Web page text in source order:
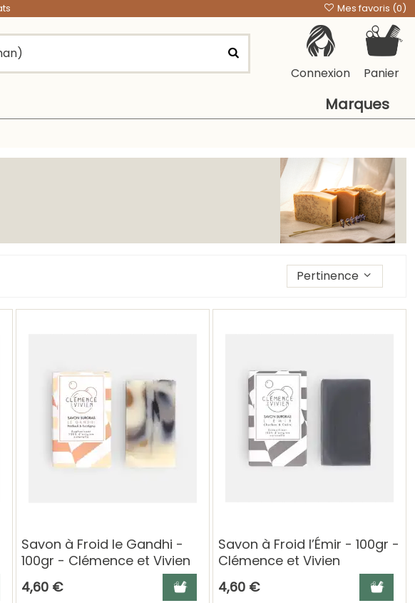
Mes favoris (0)
Connexion Panier
Marques
Trier les produits par
Pertinence
au panier
Savon à Froid le Gandhi -
100gr - Clémence et Vivien
4,60 €
Ajouter au panier
Savon à Froid l’Émir - 100gr -
Clémence et Vivien
4,60 €
Ajouter